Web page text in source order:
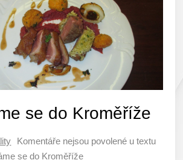
se do Kroměříže
Komentáře nejsou povolené u textu
se do Kroměříže